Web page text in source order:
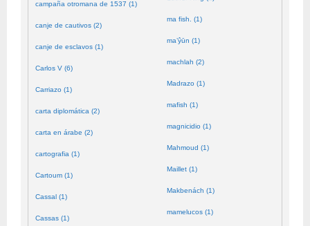
campaña otromana de 1537 (1)
canje de cautivos (2)
canje de esclavos (1)
Carlos V (6)
Carriazo (1)
carta diplomática (2)
carta en árabe (2)
cartografia (1)
Cartoum (1)
Cassal (1)
Cassas (1)
ma fish. (1)
ma’ŷūn (1)
machlah (2)
Madrazo (1)
mafish (1)
magnicidio (1)
Mahmoud (1)
Maillet (1)
Makbenách (1)
mamelucos (1)